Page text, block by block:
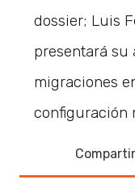
dossier; Luis
presentará su
migraciones
configuración
Compartir